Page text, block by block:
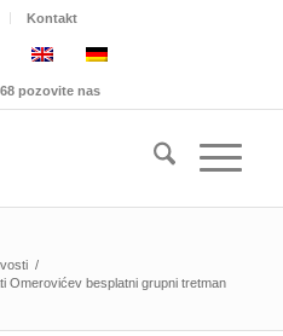
Kontakt
pozovite nas
/
Omerovićev besplatni grupni tretman